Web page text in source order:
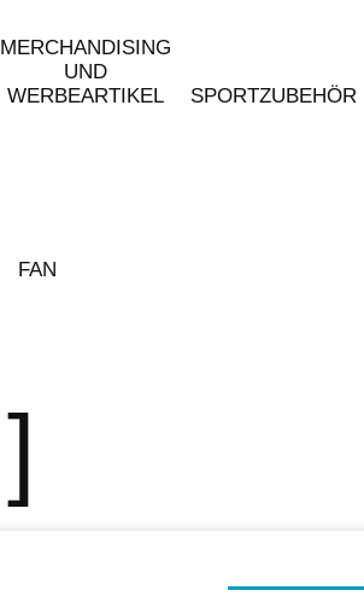
MERCHANDISING
UND
WERBEARTIKEL
SPORTZUBEHÖR
FAN